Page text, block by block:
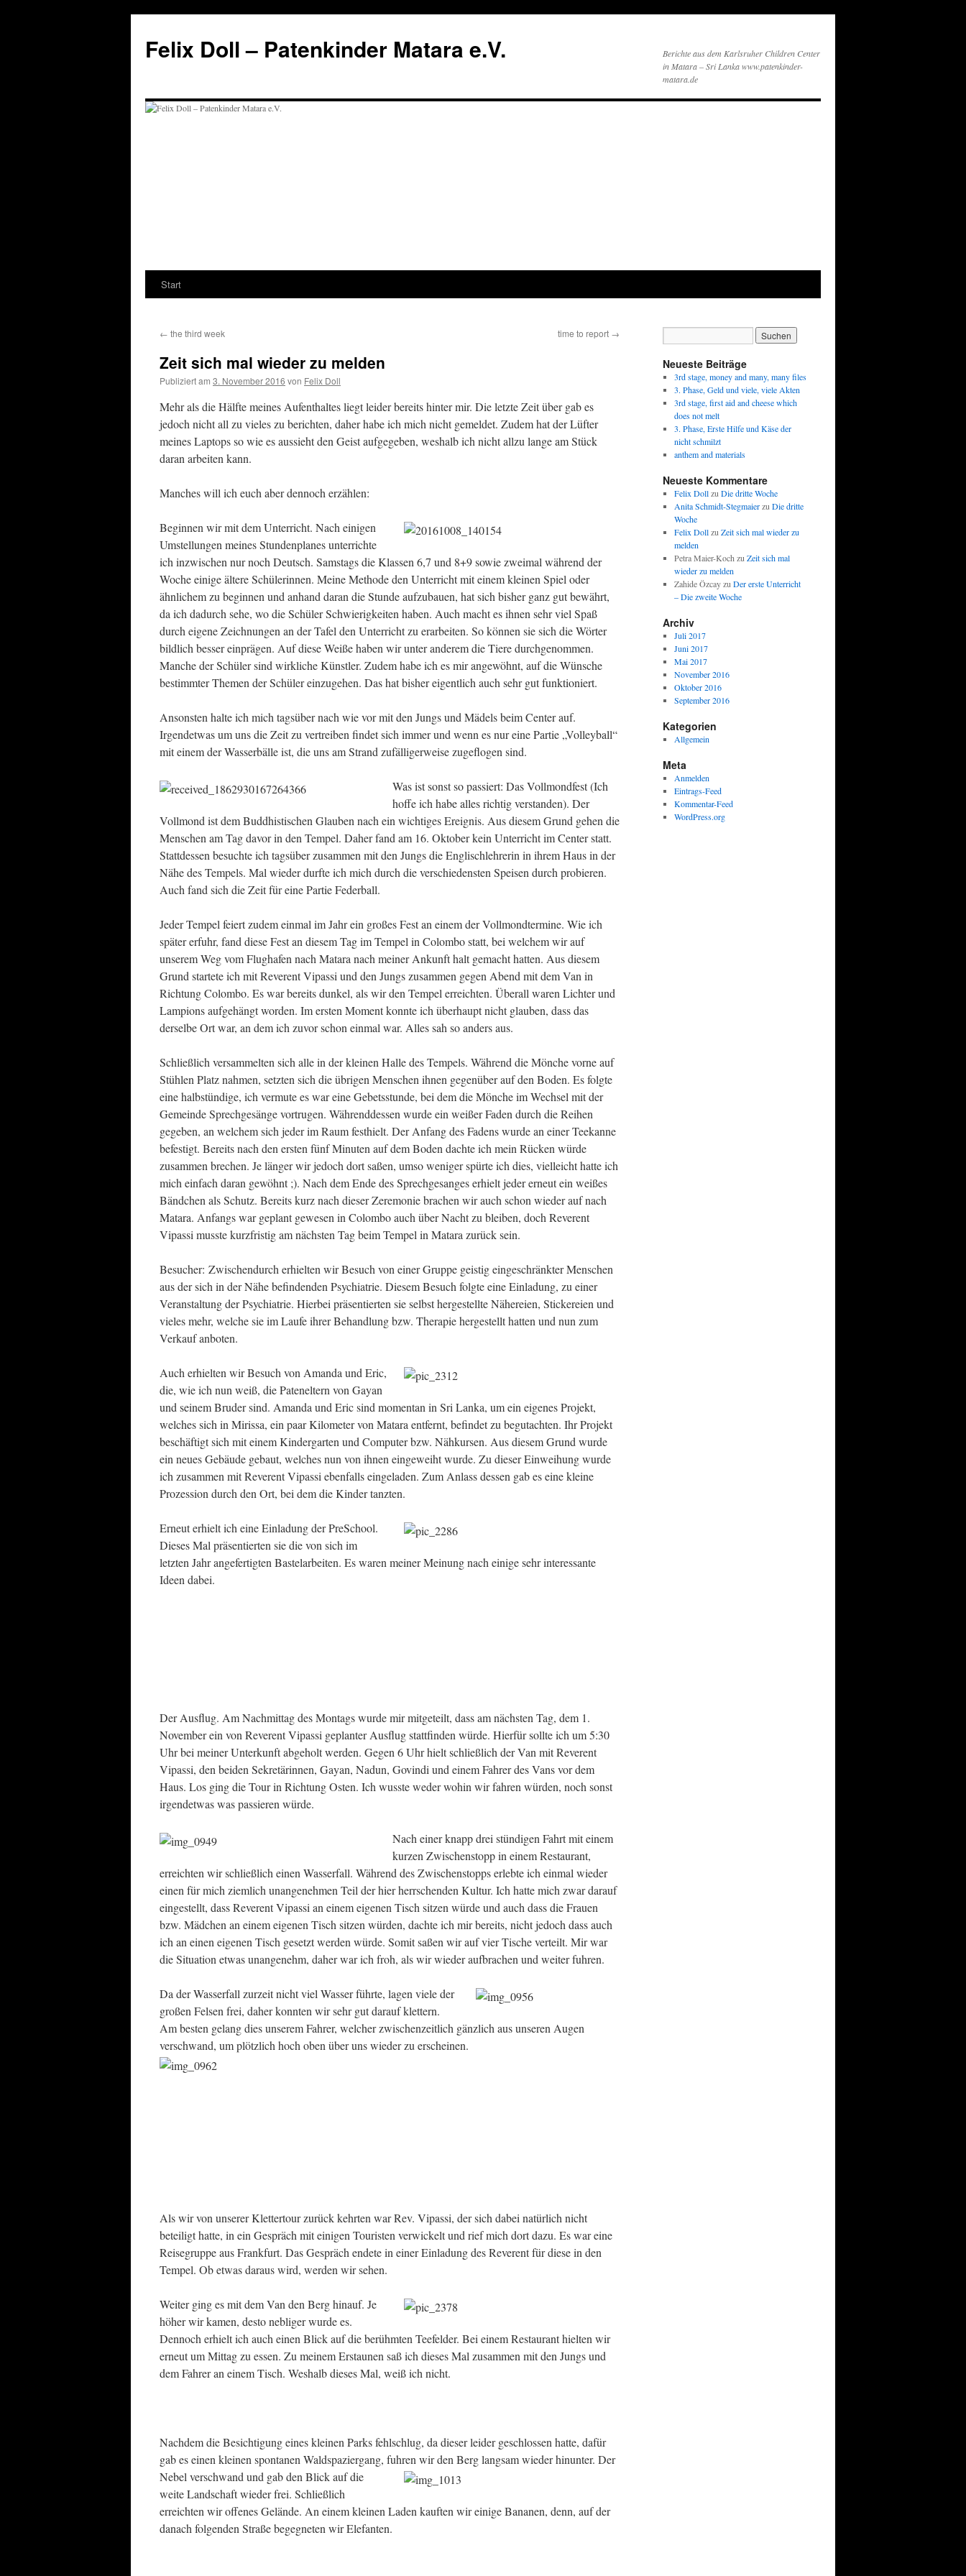
Felix Doll – Patenkinder Matara e.V.
Berichte aus dem Karlsruher Children Center
in Matara – Sri Lanka www.patenkinder-
matara.de
Zum
springen
Start
← the third week time to report →
Zeit sich mal wieder zu melden
Publiziert am 3. November 2016 von Felix Doll
Mehr als die Hälfte meines Aufenthaltes liegt leider bereits hinter mir. Die letzte Zeit über gab es
jedoch nicht all zu vieles zu berichten, daher habe ich mich nicht gemeldet. Zudem hat der Lüfter
meines Laptops so wie es aussieht den Geist aufgegeben, weshalb ich nicht allzu lange am Stück
daran arbeiten kann.
Manches will ich euch aber dennoch erzählen:
Beginnen wir mit dem Unterricht. Nach einigen
Umstellungen meines Stundenplanes unterrichte
ich inzwischen nur noch Deutsch. Samstags die Klassen 6,7 und 8+9 sowie zweimal während der
Woche einige ältere Schülerinnen. Meine Methode den Unterricht mit einem kleinen Spiel oder
ähnlichem zu beginnen und anhand daran die Stunde aufzubauen, hat sich bisher ganz gut bewährt,
da ich dadurch sehe, wo die Schüler Schwierigkeiten haben. Auch macht es ihnen sehr viel Spaß
durch eigene Zeichnungen an der Tafel den Unterricht zu erarbeiten. So können sie sich die Wörter
bildlich besser einprägen. Auf diese Weiße haben wir unter anderem die Tiere durchgenommen.
Manche der Schüler sind wirkliche Künstler. Zudem habe ich es mir angewöhnt, auf die Wünsche
bestimmter Themen der Schüler einzugehen. Das hat bisher eigentlich auch sehr gut funktioniert.
Ansonsten halte ich mich tagsüber nach wie vor mit den Jungs und Mädels beim Center auf.
Irgendetwas um uns die Zeit zu vertreiben findet sich immer und wenn es nur eine Partie „Volleyball“
mit einem der Wasserbälle ist, die uns am Strand zufälligerweise zugeflogen sind.
Was ist sonst so passiert: Das Vollmondfest (Ich
hoffe ich habe alles richtig verstanden). Der
Vollmond ist dem Buddhistischen Glauben nach ein wichtiges Ereignis. Aus diesem Grund gehen die
Menschen am Tag davor in den Tempel. Daher fand am 16. Oktober kein Unterricht im Center statt.
Stattdessen besuchte ich tagsüber zusammen mit den Jungs die Englischlehrerin in ihrem Haus in der
Nähe des Tempels. Mal wieder durfte ich mich durch die verschiedensten Speisen durch probieren.
Auch fand sich die Zeit für eine Partie Federball.
Jeder Tempel feiert zudem einmal im Jahr ein großes Fest an einem der Vollmondtermine. Wie ich
später erfuhr, fand diese Fest an diesem Tag im Tempel in Colombo statt, bei welchem wir auf
unserem Weg vom Flughafen nach Matara nach meiner Ankunft halt gemacht hatten. Aus diesem
Grund startete ich mit Reverent Vipassi und den Jungs zusammen gegen Abend mit dem Van in
Richtung Colombo. Es war bereits dunkel, als wir den Tempel erreichten. Überall waren Lichter und
Lampions aufgehängt worden. Im ersten Moment konnte ich überhaupt nicht glauben, dass das
derselbe Ort war, an dem ich zuvor schon einmal war. Alles sah so anders aus.
Schließlich versammelten sich alle in der kleinen Halle des Tempels. Während die Mönche vorne auf
Stühlen Platz nahmen, setzten sich die übrigen Menschen ihnen gegenüber auf den Boden. Es folgte
eine halbstündige, ich vermute es war eine Gebetsstunde, bei dem die Mönche im Wechsel mit der
Gemeinde Sprechgesänge vortrugen. Währenddessen wurde ein weißer Faden durch die Reihen
gegeben, an welchem sich jeder im Raum festhielt. Der Anfang des Fadens wurde an einer Teekanne
befestigt. Bereits nach den ersten fünf Minuten auf dem Boden dachte ich mein Rücken würde
zusammen brechen. Je länger wir jedoch dort saßen, umso weniger spürte ich dies, vielleicht hatte ich
mich einfach daran gewöhnt ;). Nach dem Ende des Sprechgesanges erhielt jeder erneut ein weißes
Bändchen als Schutz. Bereits kurz nach dieser Zeremonie brachen wir auch schon wieder auf nach
Matara. Anfangs war geplant gewesen in Colombo auch über Nacht zu bleiben, doch Reverent
Vipassi musste kurzfristig am nächsten Tag beim Tempel in Matara zurück sein.
Besucher: Zwischendurch erhielten wir Besuch von einer Gruppe geistig eingeschränkter Menschen
aus der sich in der Nähe befindenden Psychiatrie. Diesem Besuch folgte eine Einladung, zu einer
Veranstaltung der Psychiatrie. Hierbei präsentierten sie selbst hergestellte Nähereien, Stickereien und
vieles mehr, welche sie im Laufe ihrer Behandlung bzw. Therapie hergestellt hatten und nun zum
Verkauf anboten.
Auch erhielten wir Besuch von Amanda und Eric,
die, wie ich nun weiß, die Pateneltern von Gayan
und seinem Bruder sind. Amanda und Eric sind momentan in Sri Lanka, um ein eigenes Projekt,
welches sich in Mirissa, ein paar Kilometer von Matara entfernt, befindet zu begutachten. Ihr Projekt
beschäftigt sich mit einem Kindergarten und Computer bzw. Nähkursen. Aus diesem Grund wurde
ein neues Gebäude gebaut, welches nun von ihnen eingeweiht wurde. Zu dieser Einweihung wurde
ich zusammen mit Reverent Vipassi ebenfalls eingeladen. Zum Anlass dessen gab es eine kleine
Prozession durch den Ort, bei dem die Kinder tanzten.
Erneut erhielt ich eine Einladung der PreSchool.
Dieses Mal präsentierten sie die von sich im
letzten Jahr angefertigten Bastelarbeiten. Es waren meiner Meinung nach einige sehr interessante
Ideen dabei.
Der Ausflug. Am Nachmittag des Montags wurde mir mitgeteilt, dass am nächsten Tag, dem 1.
November ein von Reverent Vipassi geplanter Ausflug stattfinden würde. Hierfür sollte ich um 5:30
Uhr bei meiner Unterkunft abgeholt werden. Gegen 6 Uhr hielt schließlich der Van mit Reverent
Vipassi, den beiden Sekretärinnen, Gayan, Nadun, Govindi und einem Fahrer des Vans vor dem
Haus. Los ging die Tour in Richtung Osten. Ich wusste weder wohin wir fahren würden, noch sonst
irgendetwas was passieren würde.
Nach einer knapp drei stündigen Fahrt mit einem
kurzen Zwischenstopp in einem Restaurant,
erreichten wir schließlich einen Wasserfall. Während des Zwischenstopps erlebte ich einmal wieder
einen für mich ziemlich unangenehmen Teil der hier herrschenden Kultur. Ich hatte mich zwar darauf
eingestellt, dass Reverent Vipassi an einem eigenen Tisch sitzen würde und auch dass die Frauen
bzw. Mädchen an einem eigenen Tisch sitzen würden, dachte ich mir bereits, nicht jedoch dass auch
ich an einen eigenen Tisch gesetzt werden würde. Somit saßen wir auf vier Tische verteilt. Mir war
die Situation etwas unangenehm, daher war ich froh, als wir wieder aufbrachen und weiter fuhren.
Da der Wasserfall zurzeit nicht viel Wasser führte, lagen viele der
großen Felsen frei, daher konnten wir sehr gut darauf klettern.
Am besten gelang dies unserem Fahrer, welcher zwischenzeitlich gänzlich aus unseren Augen
verschwand, um plötzlich hoch oben über uns wieder zu erscheinen.
Als wir von unserer Klettertour zurück kehrten war Rev. Vipassi, der sich dabei natürlich nicht
beteiligt hatte, in ein Gespräch mit einigen Touristen verwickelt und rief mich dort dazu. Es war eine
Reisegruppe aus Frankfurt. Das Gespräch endete in einer Einladung des Reverent für diese in den
Tempel. Ob etwas daraus wird, werden wir sehen.
Weiter ging es mit dem Van den Berg hinauf. Je
höher wir kamen, desto nebliger wurde es.
Dennoch erhielt ich auch einen Blick auf die berühmten Teefelder. Bei einem Restaurant hielten wir
erneut um Mittag zu essen. Zu meinem Erstaunen saß ich dieses Mal zusammen mit den Jungs und
dem Fahrer an einem Tisch. Weshalb dieses Mal, weiß ich nicht.
Nachdem die Besichtigung eines kleinen Parks fehlschlug, da dieser leider geschlossen hatte, dafür
gab es einen kleinen spontanen Waldspaziergang, fuhren wir den Berg langsam wieder hinunter. Der
Nebel verschwand und gab den Blick auf die
weite Landschaft wieder frei. Schließlich
erreichten wir offenes Gelände. An einem kleinen Laden kauften wir einige Bananen, denn, auf der
danach folgenden Straße begegneten wir Elefanten.
Neueste Beiträge
3rd stage, money and many, many files
3. Phase, Geld und viele, viele Akten
3rd stage, first aid and cheese which
does not melt
3. Phase, Erste Hilfe und Käse der
nicht schmilzt
anthem and materials
Neueste Kommentare
Felix Dollzu Die dritte Woche
Anita Schmidt-Stegmaierzu Die dritte
Woche
Felix Dollzu Zeit sich mal wieder zu
melden
Petra Maier-Koch zu Zeit sich mal
wieder zu melden
Zahide Özcayzu Der erste Unterricht
– Die zweite Woche
Archiv
Juli 2017
Juni 2017
Mai 2017
November 2016
Oktober 2016
September 2016
Kategorien
Allgemein
Meta
Anmelden
Eintrags-Feed
Kommentar-Feed
WordPress.org